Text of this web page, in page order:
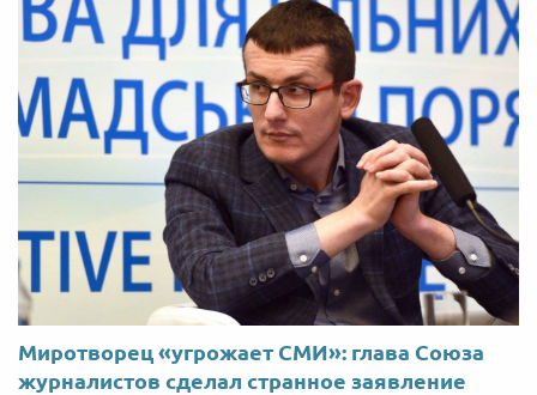
Миротворец «угрожает СМИ»: глава Союза
журналистов сделал cтранное заявление